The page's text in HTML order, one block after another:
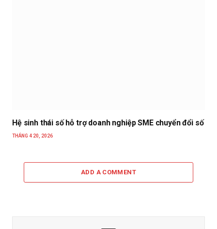
Hệ sinh thái số hỗ trợ doanh nghiệp SME chuyển đổi số
THÁNG 4 20, 2026
ADD A COMMENT